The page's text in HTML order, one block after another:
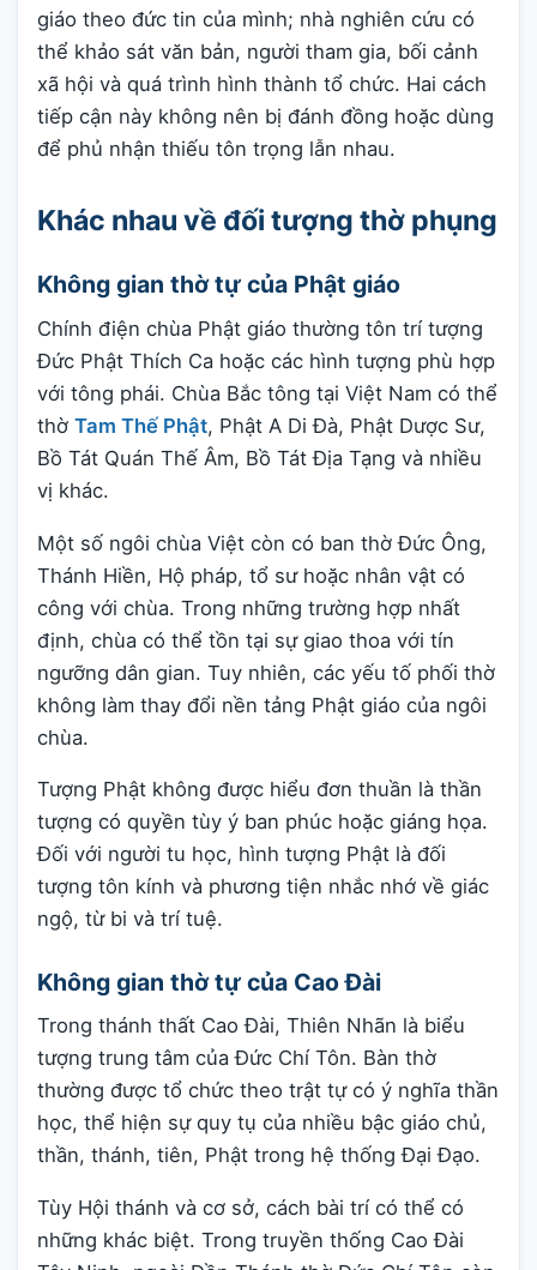
giáo theo đức tin của mình; nhà nghiên cứu có
thể khảo sát văn bản, người tham gia, bối cảnh
xã hội và quá trình hình thành tổ chức. Hai cách
tiếp cận này không nên bị đánh đồng hoặc dùng
để phủ nhận thiếu tôn trọng lẫn nhau.
Khác nhau về đối tượng thờ phụng
Không gian thờ tự của Phật giáo
Chính điện chùa Phật giáo thường tôn trí tượng
Đức Phật Thích Ca hoặc các hình tượng phù hợp
với tông phái. Chùa Bắc tông tại Việt Nam có thể
thờ Tam Thế Phật, Phật A Di Đà, Phật Dược Sư,
Bồ Tát Quán Thế Âm, Bồ Tát Địa Tạng và nhiều
vị khác.
Một số ngôi chùa Việt còn có ban thờ Đức Ông,
Thánh Hiền, Hộ pháp, tổ sư hoặc nhân vật có
công với chùa. Trong những trường hợp nhất
định, chùa có thể tồn tại sự giao thoa với tín
ngưỡng dân gian. Tuy nhiên, các yếu tố phối thờ
không làm thay đổi nền tảng Phật giáo của ngôi
chùa.
Tượng Phật không được hiểu đơn thuần là thần
tượng có quyền tùy ý ban phúc hoặc giáng họa.
Đối với người tu học, hình tượng Phật là đối
tượng tôn kính và phương tiện nhắc nhớ về giác
ngộ, từ bi và trí tuệ.
Không gian thờ tự của Cao Đài
Trong thánh thất Cao Đài, Thiên Nhãn là biểu
tượng trung tâm của Đức Chí Tôn. Bàn thờ
thường được tổ chức theo trật tự có ý nghĩa thần
học, thể hiện sự quy tụ của nhiều bậc giáo chủ,
thần, thánh, tiên, Phật trong hệ thống Đại Đạo.
Tùy Hội thánh và cơ sở, cách bài trí có thể có
những khác biệt. Trong truyền thống Cao Đài